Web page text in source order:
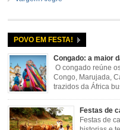
POVO EM FESTA!
Congado: a maior
O congado reúne
Congo, Marujada,
trazidos da África
sentimentos e culto
destes ritos com a religião
novas histórias que envolviam,
Festas de
Festas de